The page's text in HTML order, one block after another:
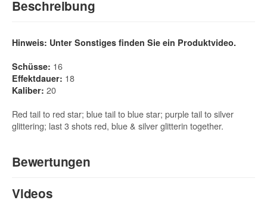
Beschreibung
Hinweis: Unter Sonstiges finden Sie ein Produktvideo.
Schüsse: 16
Effektdauer: 18
Kaliber: 20
Red tail to red star; blue tail to blue star; purple tail to silver
glittering; last 3 shots red, blue & silver glitterin together.
Bewertungen
Geben Sie die erste Bewertung für diesen Artikel ab und helfen
Videos